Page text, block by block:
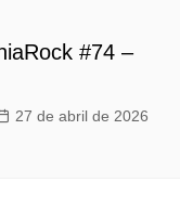
#74 –
27 de abril de 2026